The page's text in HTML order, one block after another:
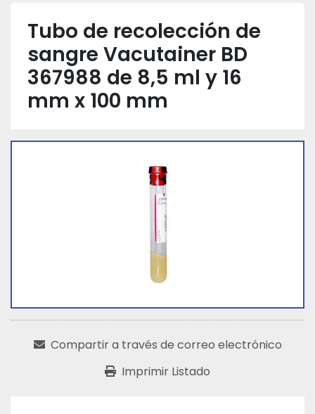
Tubo de recolección de
sangre Vacutainer BD
367988 de 8,5 ml y 16
mm x 100 mm
Compartir a través de correo electrónico
Imprimir Listado